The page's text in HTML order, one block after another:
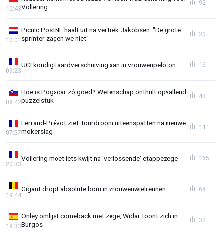
Vollering
10:43
92
Picnic PostNL haalt uit na vertrek Jakobsen: "De grote
sprinter zagen we niet"
10:01
20
UCI kondigt aardverschuiving aan in vrouwenpeloton
09:23
16
Hoe is Pogacar zó goed? Wetenschap onthult opvallend
puzzelstuk
08:42
43
Ferrand-Prévot ziet Tourdroom uiteenspatten na nieuwe
mokerslag
07:57
11
Vollering moet iets kwijt na 'verlossende' etappezege
20:33
165
Gigant dropt absolute bom in vrouwenwielrennen
19:44
68
Onley omlijst comeback met zege, Widar toont zich in
Burgos
18:33
32